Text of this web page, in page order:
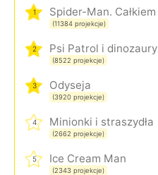
1
(11384 projekcje)
2 Psi Patrol i dinozaury
(8522 projekcje)
3 Odyseja
(3920 projekcje)
4 Minionki i straszydła
(2662 projekcje)
5 Ice Cream Man
(2343 projekcje)